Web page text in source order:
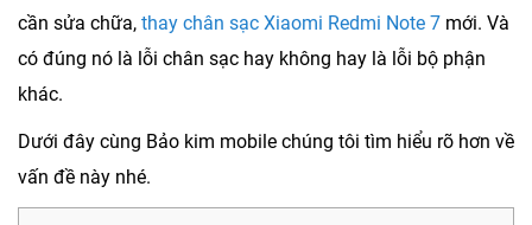
cần sửa chữa, thay chân sạc Xiaomi Redmi Note 7 mới. Và
có đúng nó là lỗi chân sạc hay không hay là lỗi bộ phận
khác.
Dưới đây cùng Bảo kim mobile chúng tôi tìm hiểu rõ hơn về
vấn đề này nhé.